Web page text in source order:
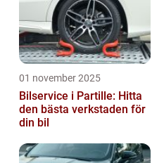
01 november 2025
Bilservice i Partille: Hitta
den bästa verkstaden för
din bil